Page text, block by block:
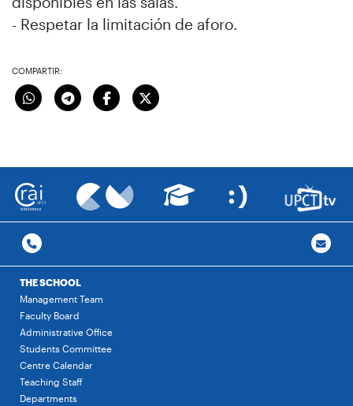
- Respetar la limitación de aforo.
COMPARTIR:
THE SCHOOL
Management Team
Faculty Board
Administrative Office
Students Committee
Centre Calendar
Teaching Staff
Departments